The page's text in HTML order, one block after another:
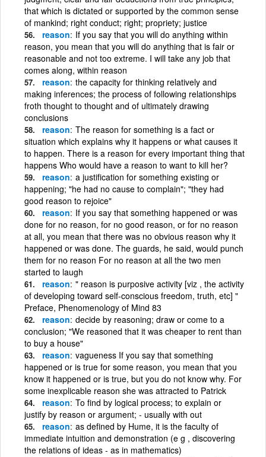
that which is dictated or supported by the common sense
of mankind; right conduct; right; propriety; justice
reason If you say that you will do anything within
reason, you mean that you will do anything that is fair or
reasonable and not too extreme. I will take any job that
comes along, within reason
reason the capacity for thinking relatively and
making inferences; the process of following relationships
froth thought to thought and of ultimately drawing
conclusions
reason The reason for something is a fact or
situation which explains why it happens or what causes it
to happen. There is a reason for every important thing that
happens Who would have a reason to want to kill her?
reason a justification for something existing or
happening; "he had no cause to complain"; "they had
good reason to rejoice"
reason If you say that something happened or was
done for no reason, for no good reason, or for no reason
at all, you mean that there was no obvious reason why it
happened or was done. The guards, he said, would punch
them for no reason For no reason at all the two men
started to laugh
reason " reason is purposive activity [viz , the activity
of developing toward self-conscious freedom, truth, etc] "
Preface, Phenomenology of Mind 83
reason decide by reasoning; draw or come to a
conclusion; "We reasoned that it was cheaper to rent than
to buy a house"
reason vagueness If you say that something
happened or is true for some reason, you mean that you
know it happened or is true, but you do not know why. For
some inexplicable reason she was attracted to Patrick
reason To find by logical process; to explain or
justify by reason or argument; - usually with out
reason as defined by Hume, it is the faculty of
immediate intuition and demonstration (e g , discovering
the relations of ideas - as in mathematics)